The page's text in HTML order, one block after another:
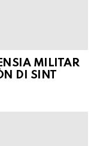
MILITAR
DI SINT